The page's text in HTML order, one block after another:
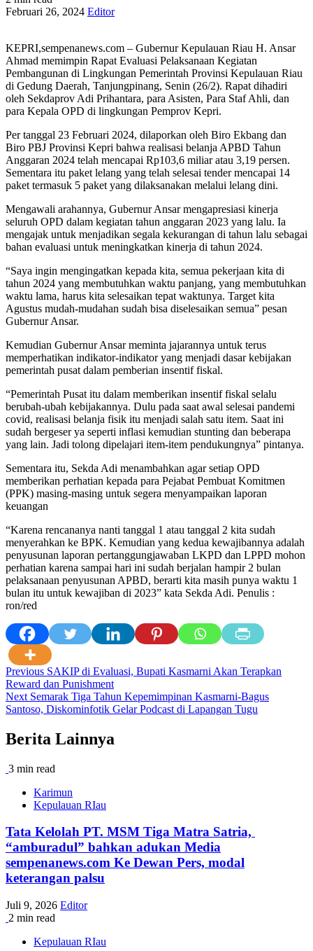
Februari 26, 2024 Editor
KEPRI,sempenanews.com – Gubernur Kepulauan Riau H. Ansar
Ahmad memimpin Rapat Evaluasi Pelaksanaan Kegiatan
Pembangunan di Lingkungan Pemerintah Provinsi Kepulauan Riau
di Gedung Daerah, Tanjungpinang, Senin (26/2). Rapat dihadiri
oleh Sekdaprov Adi Prihantara, para Asisten, Para Staf Ahli, dan
para Kepala OPD di lingkungan Pemprov Kepri.
Per tanggal 23 Februari 2024, dilaporkan oleh Biro Ekbang dan
Biro PBJ Provinsi Kepri bahwa realisasi belanja APBD Tahun
Anggaran 2024 telah mencapai Rp103,6 miliar atau 3,19 persen.
Sementara itu paket lelang yang telah selesai tender mencapai 14
paket termasuk 5 paket yang dilaksanakan melalui lelang dini.
Mengawali arahannya, Gubernur Ansar mengapresiasi kinerja
seluruh OPD dalam kegiatan tahun anggaran 2023 yang lalu. Ia
mengajak untuk menjadikan segala kekurangan di tahun lalu sebagai
bahan evaluasi untuk meningkatkan kinerja di tahun 2024.
“Saya ingin mengingatkan kepada kita, semua pekerjaan kita di
tahun 2024 yang membutuhkan waktu panjang, yang membutuhkan
waktu lama, harus kita selesaikan tepat waktunya. Target kita
Agustus mudah-mudahan sudah bisa diselesaikan semua” pesan
Gubernur Ansar.
Kemudian Gubernur Ansar meminta jajarannya untuk terus
memperhatikan indikator-indikator yang menjadi dasar kebijakan
pemerintah pusat dalam pemberian insentif fiskal.
“Pemerintah Pusat itu dalam memberikan insentif fiskal selalu
berubah-ubah kebijakannya. Dulu pada saat awal selesai pandemi
covid, realisasi belanja fisik itu menjadi salah satu item. Saat ini
sudah bergeser ya seperti inflasi kemudian stunting dan beberapa
yang lain. Jadi tolong dipelajari item-item pendukungnya” pintanya.
Sementara itu, Sekda Adi menambahkan agar setiap OPD
memberikan perhatian kepada para Pejabat Pembuat Komitmen
(PPK) masing-masing untuk segera menyampaikan laporan
keuangan
“Karena rencananya nanti tanggal 1 atau tanggal 2 kita sudah
menyerahkan ke BPK. Kemudian yang kedua kewajibannya adalah
penyusunan laporan pertanggungjawaban LKPD dan LPPD mohon
perhatian karena sampai hari ini sudah berjalan hampir 2 bulan
pelaksanaan penyusunan APBD, berarti kita masih punya waktu 1
bulan itu untuk kewajiban di 2023” kata Sekda Adi. Penulis :
ron/red
Post
navigation
Previous SAKIP di Evaluasi, Bupati Kasmarni Akan Terapkan
Reward dan Punishment
Next Semarak Tiga Tahun Kepemimpinan Kasmarni-Bagus
Santoso, Diskominfotik Gelar Podcast di Lapangan Tugu
Berita Lainnya
3 min read
Karimun
Kepulauan RIau
Tata Kelolah PT. MSM Tiga Matra Satria,
“amburadul” bahkan adukan Media
sempenanews.com Ke Dewan Pers, modal
keterangan palsu
Juli 9, 2026 Editor
2 min read
Kepulauan RIau